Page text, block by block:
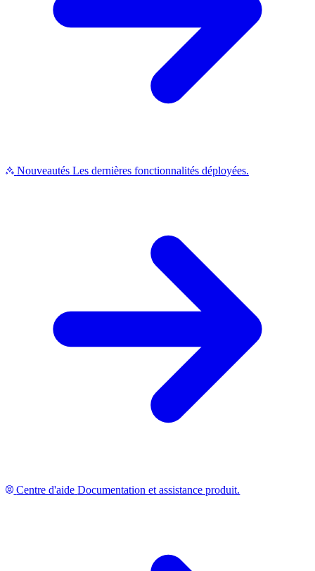
Nouveautés Les dernières fonctionnalités déployées.
Centre d'aide Documentation et assistance produit.